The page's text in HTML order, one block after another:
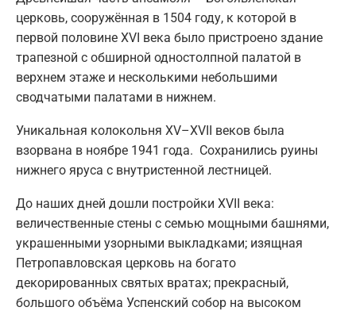
церковь, сооружённая в 1504 году, к которой в
первой половине XVI века было пристроено здание
трапезной с обширной одностолпной палатой в
верхнем этаже и несколькими небольшими
сводчатыми палатами в нижнем.
Уникальная колокольня XV–XVII веков была
взорвана в ноябре 1941 года. Сохранились руины
нижнего яруса с внутристенной лестницей.
До наших дней дошли постройки XVII века:
величественные стены с семью мощными башнями,
украшенными узорными выкладками; изящная
Петропавловская церковь на богато
декорированных святых вратах; прекрасный,
большого объёма Успенский собор на высоком